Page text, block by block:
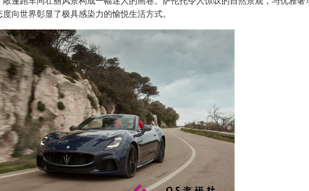
向世界彰显了极具感染力的愉悦生活方式。